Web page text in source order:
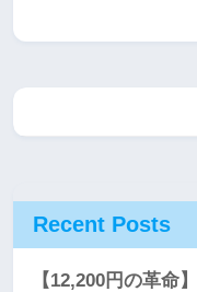
Recent Posts
【12,200円の革命